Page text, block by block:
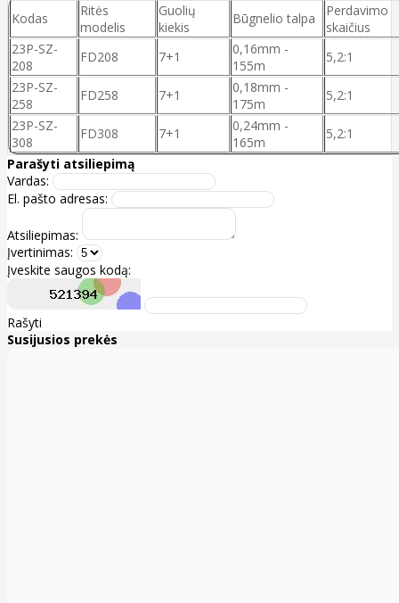
Kodas
Ritės
modelis
Guolių
kiekis
Būgnelio talpa
Perdavimo
skaičius
23P-SZ-
208
FD208 7+1
0,16mm -
155m
5,2:1
23P-SZ-
258
FD258 7+1
0,18mm -
175m
5,2:1
23P-SZ-
308
FD308 7+1
0,24mm -
165m
5,2:1
Parašyti atsiliepimą
Vardas:
El. pašto adresas:
Atsiliepimas:
Įvertinimas:
Įveskite saugos kodą:
Rašyti
Susijusios prekės